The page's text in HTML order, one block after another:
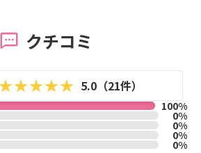
クチコミ
5.0（21件）
100%
0%
0%
0%
0%